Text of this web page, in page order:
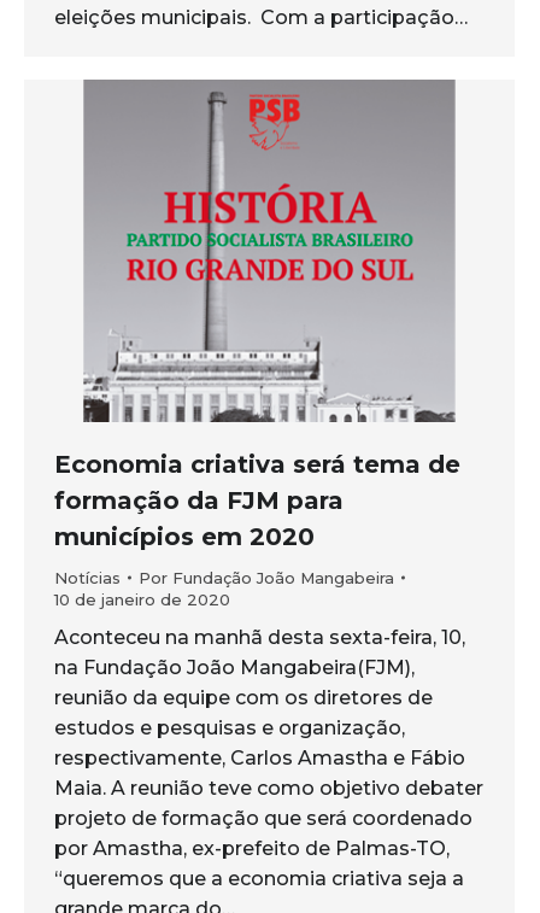
eleições municipais. Com a participação…
Economia criativa será tema de
formação da FJM para
municípios em 2020
Notícias Por Fundação João Mangabeira
10 de janeiro de 2020
Aconteceu na manhã desta sexta-feira, 10,
na Fundação João Mangabeira(FJM),
reunião da equipe com os diretores de
estudos e pesquisas e organização,
respectivamente, Carlos Amastha e Fábio
Maia. A reunião teve como objetivo debater
projeto de formação que será coordenado
por Amastha, ex-prefeito de Palmas-TO,
“queremos que a economia criativa seja a
grande marca do…